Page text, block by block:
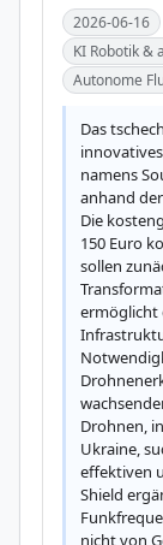
2026-06-16
KI Robotik &
Autonome
Das
namens
anhand
Die
150 Euro
sollen
ermöglicht
Drohnen,
Ukraine,
effektiven
Shield
nicht von